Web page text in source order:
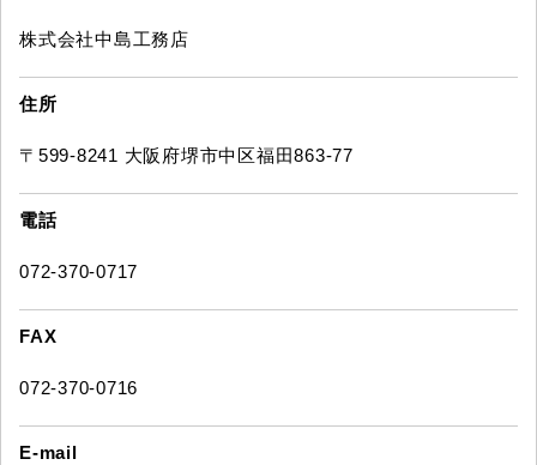
株式会社中島工務店
住所
〒599-8241 大阪府堺市中区福田863-77
電話
072-370-0717
FAX
072-370-0716
E-mail